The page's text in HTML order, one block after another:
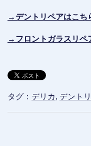
→デントリペアはこち
→フロントガラスリペ
タグ： デリカ, デント